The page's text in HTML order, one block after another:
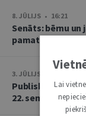
8. JŪLIJS • 16:21
Senāts: bērnu un
pamatu
3. JŪLIJS • 18:23
Publisko tiesību
22. seminārs
Lai